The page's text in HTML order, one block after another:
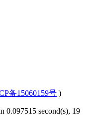
备15060159号 )
0.097515 second(s), 19